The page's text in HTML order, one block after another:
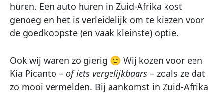
huren. Een auto huren in Zuid-Afrika kost
genoeg en het is verleidelijk om te kiezen voor
de goedkoopste (en vaak kleinste) optie.
Ook wij waren zo gierig 🙂 Wij kozen voor een
Kia Picanto – of iets vergelijkbaars – zoals ze dat
zo mooi vermelden. Bij aankomst in Zuid-Afrika